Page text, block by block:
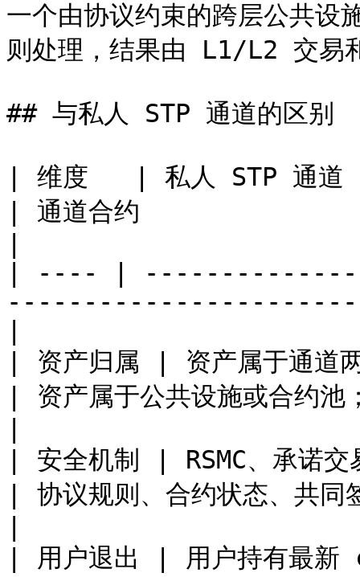
一个由协议约束的跨层公共设
则处理，结果由 L1/L2 交
## 与私人 STP 通道的区别
| 维度   | 私人 STP 通道
| 通道合约
| ---- |
| 资产归属 | 资产属于通道
| 资产属于公共设施或合约池
| 安全机制 | RSMC、承诺交
| 协议规则、合约状态、共
| 用户退出 | 用户持有最